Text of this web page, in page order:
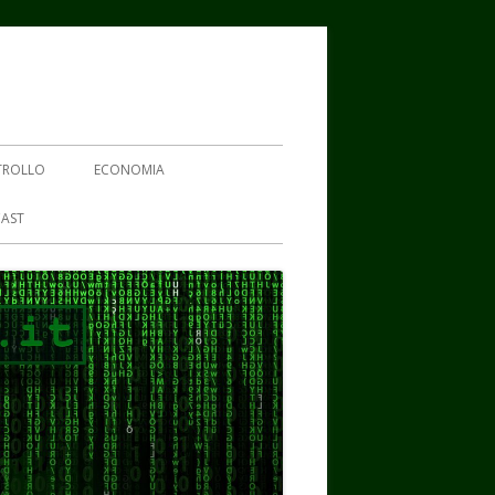
ECONOMIA